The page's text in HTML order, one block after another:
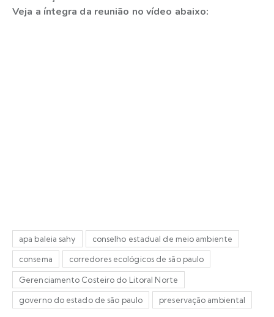
Veja a íntegra da reunião no vídeo abaixo:
apa baleia sahy conselho estadual de meio ambiente
consema corredores ecológicos de são paulo
Gerenciamento Costeiro do Litoral Norte
governo do estado de são paulo preservação ambiental